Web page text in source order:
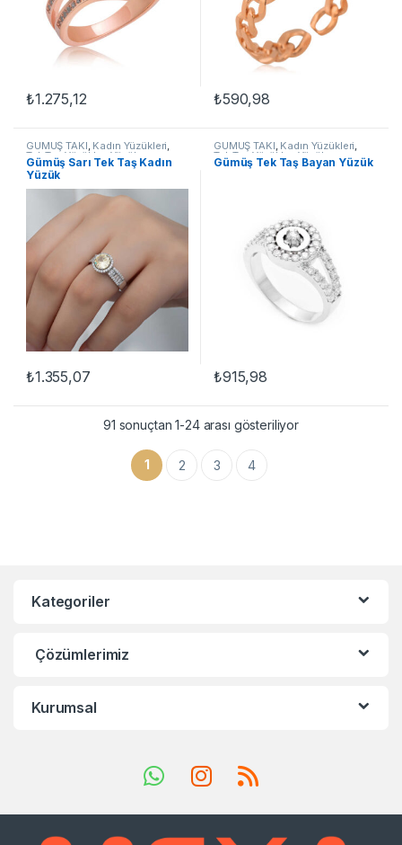
₺1.275,12
Bu ürünün birden fazla varyasyonu var. Seçenekler ürün
₺590,98
GÜMÜŞ TAKI, Kadın Yüzükleri,
Tek Taş Yüzükler ,Yüzük
Gümüş Sarı Tek Taş Kadın
Yüzük
₺1.355,07
Bu ürünün birden fazla varyasyonu var. Seçenekler ürün
GÜMÜŞ TAKI, Kadın Yüzükleri,
Tek Taş Yüzükler Yüzük
Gümüş Tek Taş Bayan Yüzük
₺915,98
Bu ürünün birden fazla
91 sonuçtan 1-24 arası gösteriliyor
1 2 3 4
Kategoriler
Çözümlerimiz
Kurumsal